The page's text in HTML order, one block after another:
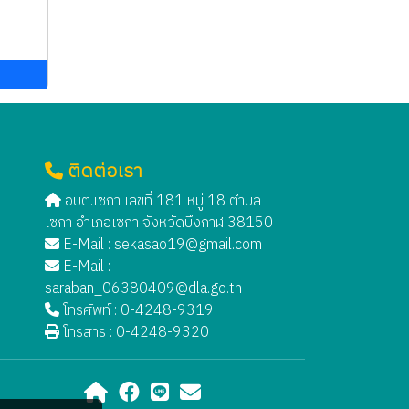
ติดต่อเรา
อบต.เซกา เลขที่ 181 หมู่ 18 ตำบล
เซกา อำเภอเซกา จังหวัดบึงกาฬ 38150
E-Mail : sekasao19@gmail.com
E-Mail :
saraban_06380409@dla.go.th
โทรศัพท์ : 0-4248-9319
โทรสาร : 0-4248-9320